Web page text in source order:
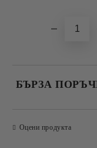
БЪРЗА
Оцени продукта